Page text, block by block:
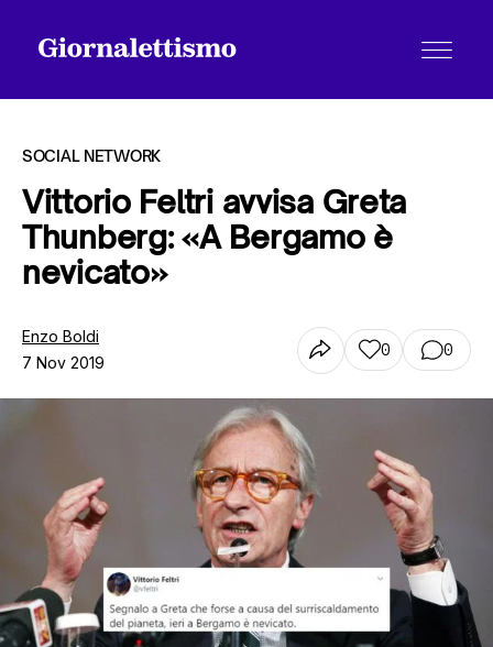
Tutti gli articoli
Chi siamo
SOCIAL NETWORK
Vittorio Feltri avvisa Greta
Thunberg: «A Bergamo è
nevicato»
Enzo Boldi
7 Nov 2019
0 0